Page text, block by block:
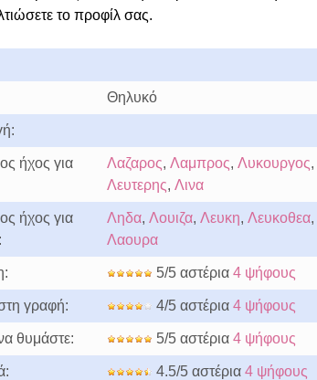
το προφίλ σας.
Θηλυκό
ήχος για
Λαζαρος, Λαμπρος, Λυκουργος,
Λευτερης, Λινα
ήχος για
Ληδα, Λουιζα, Λευκη, Λευκοθεα,
Λαουρα
5/5 αστέρια 4 ψήφους
γραφή: 4/5 αστέρια 4 ψήφους
θυμάστε: 5/5 αστέρια 4 ψήφους
4.5/5 αστέρια 4 ψήφους